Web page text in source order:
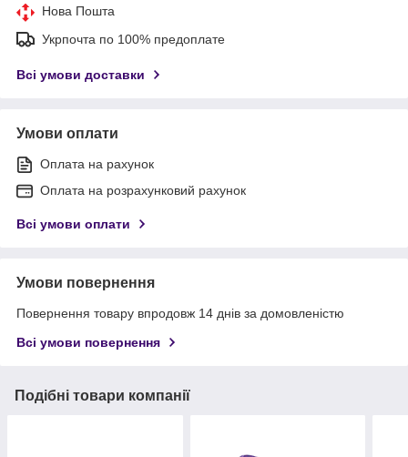
Нова Пошта
Укрпочта по 100% предоплате
Всі умови доставки
Умови оплати
Оплата на рахунок
Оплата на розрахунковий рахунок
Всі умови оплати
Умови повернення
Повернення товару впродовж 14 днів за домовленістю
Всі умови повернення
Подібні товари компанії